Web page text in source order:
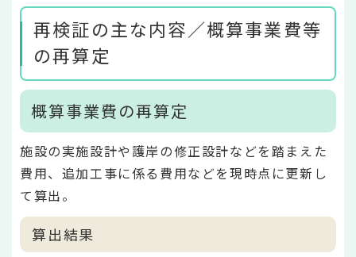
再検証の主な内容／概算事業費等
の再算定
概算事業費の再算定
施設の実施設計や護岸の修正設計などを踏まえた
費用、追加工事に係る費用などを現時点に更新し
て算出。
算出結果